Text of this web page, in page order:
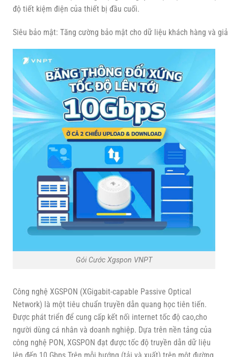
độ tiết kiệm điện của thiết bị đầu cuối.
Siêu bảo mật: Tăng cường bảo mật cho dữ liệu khách hàng và
Gói Cước Xgspon VNPT
Công nghệ XGSPON (XGigabit-capable Passive Optical
Network) là một tiêu chuẩn truyền dẫn quang học tiên tiến.
Được phát triển để cung cấp kết nối internet tốc độ cao,cho
người dùng cá nhân và doanh nghiệp. Dựa trên nền tảng của
công nghệ PON, XGSPON đạt được tốc độ truyền dẫn dữ liệu